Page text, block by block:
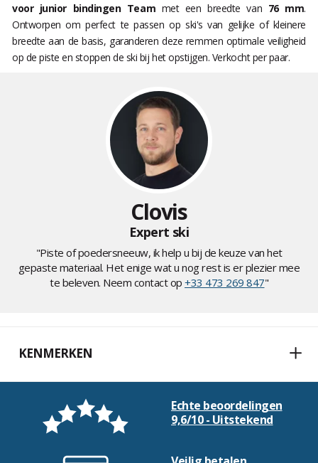
voor junior bindingen Team met een breedte van 76 mm.
Ontworpen om perfect te passen op ski's van gelijke of kleinere
breedte aan de basis, garanderen deze remmen optimale veiligheid
op de piste en stoppen de ski bij het opstijgen. Verkocht per paar.
Clovis
Expert ski
"Piste of poedersneeuw, ik help u bij de keuze van het
gepaste materiaal. Het enige wat u nog rest is er plezier mee
te beleven. Neem contact op +33 473 269 847"
KENMERKEN
Echte beoordelingen
9,6/10 - Uitstekend